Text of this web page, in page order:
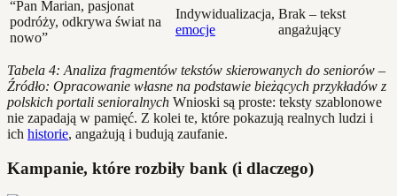
“Pan Marian, pasjonat
podróży, odkrywa świat na
nowo”
Indywidualizacja,
emocje
Brak – tekst
angażujący
Tabela 4: Analiza fragmentów tekstów skierowanych do seniorów –
Źródło: Opracowanie własne na podstawie bieżących przykładów z
polskich portali senioralnych Wnioski są proste: teksty szablonowe
nie zapadają w pamięć. Z kolei te, które pokazują realnych ludzi i
ich historie, angażują i budują zaufanie.
Kampanie, które rozbiły bank (i dlaczego)